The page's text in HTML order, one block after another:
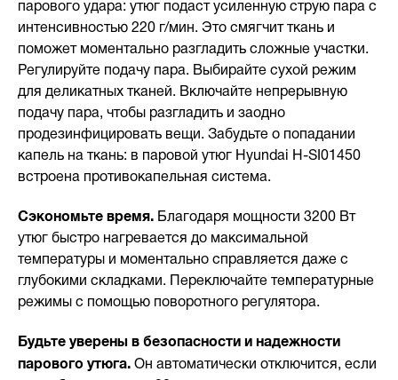
парового удара: утюг подаст усиленную струю пара с
интенсивностью 220 г/мин. Это смягчит ткань и
поможет моментально разгладить сложные участки.
Регулируйте подачу пара. Выбирайте сухой режим
для деликатных тканей. Включайте непрерывную
подачу пара, чтобы разгладить и заодно
продезинфицировать вещи. Забудьте о попадании
капель на ткань: в паровой утюг Hyundai H-SI01450
встроена противокапельная система.
Сэкономьте время. Благодаря мощности 3200 Вт
утюг быстро нагревается до максимальной
температуры и моментально справляется даже с
глубокими складками. Переключайте температурные
режимы с помощью поворотного регулятора.
Будьте уверены в безопасности и надежности
парового утюга. Он автоматически отключится, если